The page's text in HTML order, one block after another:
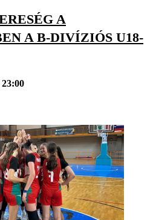
A
A B-DIVÍZIÓS U18-
23:00